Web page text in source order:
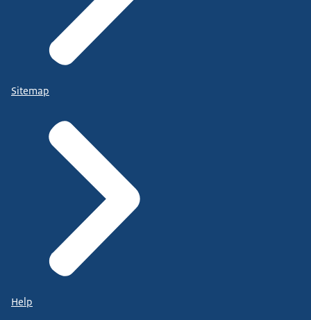
Sitemap
Help